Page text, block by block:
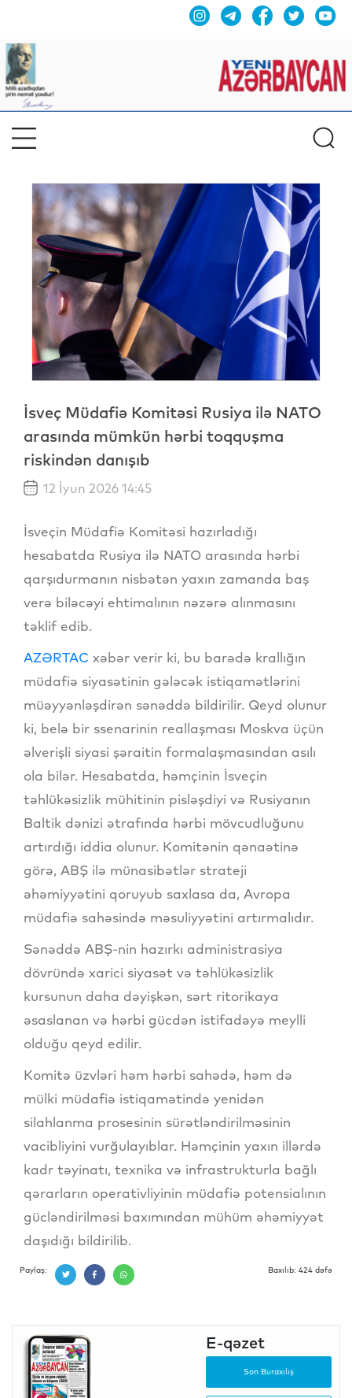
İsveç Müdafiə Komitəsi Rusiya ilə NATO
arasında mümkün hərbi toqquşma
riskindən danışıb
12 İyun 2026 14:45
İsveçin Müdafiə Komitəsi hazırladığı
hesabatda Rusiya ilə NATO arasında hərbi
qarşıdurmanın nisbətən yaxın zamanda baş
verə biləcəyi ehtimalının nəzərə alınmasını
təklif edib.
AZƏRTAC xəbər verir ki, bu barədə krallığın
müdafiə siyasətinin gələcək istiqamətlərini
müəyyənləşdirən sənəddə bildirilir. Qeyd olunur
ki, belə bir ssenarinin reallaşması Moskva üçün
əlverişli siyasi şəraitin formalaşmasından asılı
ola bilər. Hesabatda, həmçinin İsveçin
təhlükəsizlik mühitinin pisləşdiyi və Rusiyanın
Baltik dənizi ətrafında hərbi mövcudluğunu
artırdığı iddia olunur. Komitənin qənaətinə
görə, ABŞ ilə münasibətlər strateji
əhəmiyyətini qoruyub saxlasa da, Avropa
müdafiə sahəsində məsuliyyətini artırmalıdır.
Sənəddə ABŞ-nin hazırkı administrasiya
dövründə xarici siyasət və təhlükəsizlik
kursunun daha dəyişkən, sərt ritorikaya
əsaslanan və hərbi gücdən istifadəyə meylli
olduğu qeyd edilir.
Komitə üzvləri həm hərbi sahədə, həm də
mülki müdafiə istiqamətində yenidən
silahlanma prosesinin sürətləndirilməsinin
vacibliyini vurğulayıblar. Həmçinin yaxın illərdə
kadr təyinatı, texnika və infrastrukturla bağlı
qərarların operativliyinin müdafiə potensialının
gücləndirilməsi baxımından mühüm əhəmiyyət
daşıdığı bildirilib.
Paylaş: Baxılıb: 424 dəfə
E-qəzet
Son Buraxılış